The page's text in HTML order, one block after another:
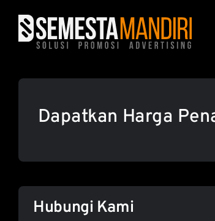
Dapatkan Harga
Hubungi Kami